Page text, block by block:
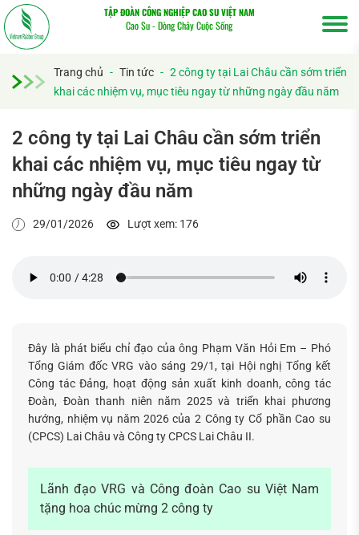
TẬP ĐOÀN CÔNG NGHIỆP CAO SU VIỆT NAM
Cao Su - Dòng Chảy Cuộc Sống
Trang chủ - Tin tức - 2 công ty tại Lai Châu cần sớm triển
khai các nhiệm vụ, mục tiêu ngay từ những ngày đầu năm
2 công ty tại Lai Châu cần sớm triển
khai các nhiệm vụ, mục tiêu ngay từ
những ngày đầu năm
29/01/2026 Lượt xem: 176
Đây là phát biểu chỉ đạo của ông Phạm Văn Hỏi Em – Phó
Tổng Giám đốc VRG vào sáng 29/1, tại Hội nghị Tổng kết
Công tác Đảng, hoạt động sản xuất kinh doanh, công tác
Đoàn, Đoàn thanh niên năm 2025 và triển khai phương
hướng, nhiệm vụ năm 2026 của 2 Công ty Cổ phần Cao su
(CPCS) Lai Châu và Công ty CPCS Lai Châu II.
Lãnh đạo VRG và Công đoàn Cao su Việt Nam
tặng hoa chúc mừng 2 công ty
Tìm